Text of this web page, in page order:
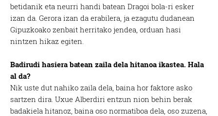
betidanik eta neurri handi batean Dragoi bola-ri esker
izan da. Gerora izan da erabilera, ja ezagutu dudanean
Gipuzkoako zenbait herritako jendea, orduan hasi
nintzen hikaz egiten.
Badirudi hasiera batean zaila dela hitanoa ikastea. Hala
al da?
Nik uste dut nahiko zaila dela, baina hor faktore asko
sartzen dira. Uxue Alberdiri entzun nion behin berak
badakiela hitanoz, baina oso normatiboa dela, oso zuzena,